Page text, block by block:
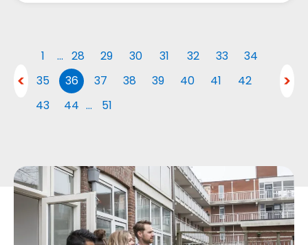
1 … 28 29 30 31 32 33
34
35
36 37 38 39 40 41
42
43
44 … 51